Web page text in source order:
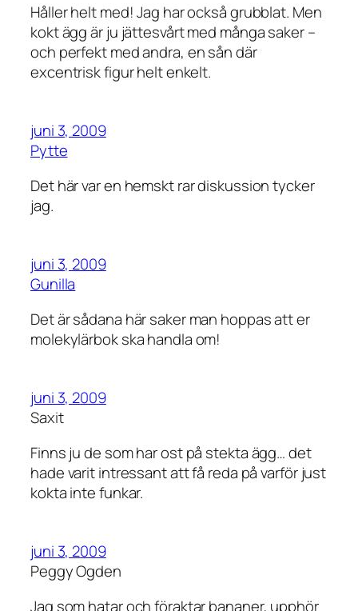
Håller helt med! Jag har också grubblat. Men
kokt ägg är ju jättesvårt med många saker –
och perfekt med andra, en sån där
excentrisk figur helt enkelt.
juni 3, 2009
Pytte
Det här var en hemskt rar diskussion tycker
jag.
juni 3, 2009
Gunilla
Det är sådana här saker man hoppas att er
molekylärbok ska handla om!
juni 3, 2009
Saxit
Finns ju de som har ost på stekta ägg… det
hade varit intressant att få reda på varför just
kokta inte funkar.
juni 3, 2009
Peggy Ogden
Jag som hatar och föraktar bananer, upphör